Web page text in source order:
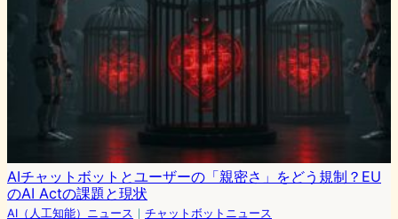
AIチャットボットとユーザーの「親密さ」をどう規制？EU
のAI Actの課題と現状
AI（人工知能）ニュース ｜ チャットボットニュース